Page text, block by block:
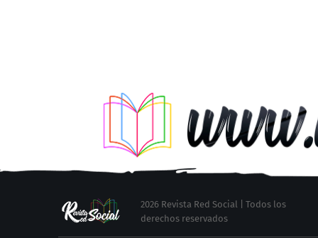
2026 Revista Red Social | Todos los
derechos reservados